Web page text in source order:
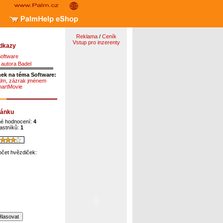
Badel
na téma Software:
zázrak jménem
hodnocení: 4
1
hvězdiček:
Reklama/ Ceník
Vstup pro inzerenty